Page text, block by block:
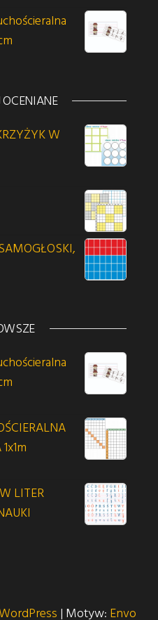
85,00 zł.
cena wynosi: 80,00 zł.
W
cen: od 65,00 zł do 140,00
cen: od 65,00 zł do 140,00
95,00 zł.
cena wynosi: 85,00 zł.
85,00 zł.
cena wynosi: 80,00 zł.
LITER
| Motyw: Envo